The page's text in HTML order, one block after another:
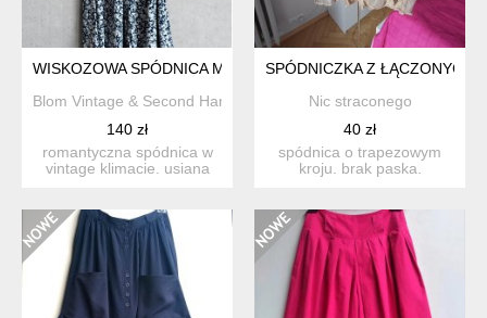
WISKOZOWA SPÓDNICA MIDI W KWIATY SKANDYNAWSKIEJ
Blom Vintage & Second Hand
140 zł
romantyczna spódnica w
vintage klimacie. usiana
SPÓDNICZKA Z ŁĄCZONYCH
Nic straconego
40 zł
spódnica o trapezowym
kroju. brak paska.